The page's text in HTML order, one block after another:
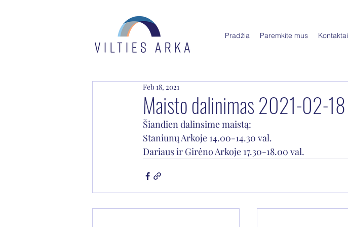
Pradžia Paremkite mus Kontaktai
Maisto dalinimas 2021-02-18
Feb 18, 2021
Šiandien dalinsime maistą:
Staniūnų Arkoje 14.00-14.30 val.
Dariaus ir Girėno Arkoje 17.30-18.00 val.